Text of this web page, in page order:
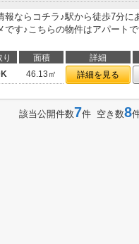
報ならコチラ♪駅から徒歩7分に
す♪こちらの物件はアパート
り 面積 詳細
46.13㎡ 詳細を見る
該当公開件数7件 空き数8